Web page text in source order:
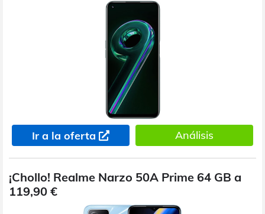
Ir a la oferta Análisis
¡Chollo! Realme Narzo 50A Prime 64 GB a
119,90 €